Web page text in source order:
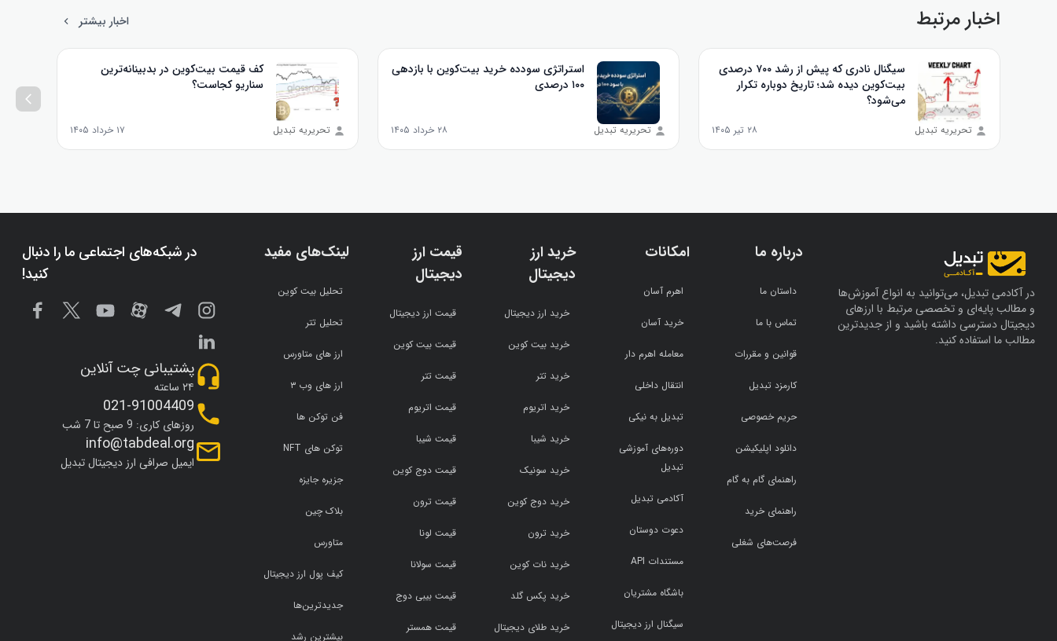
اخبار مرتبط اخبار بیشتر
سیگنال نادری که پیش از رشد ۷۰۰ درصدی
بیت‌کوین دیده شد؛ تاریخ دوباره تکرار
می‌شود؟
تحریریه تبدیل ۲۸ تیر ۱۴۰۵
استراتژی سودده خرید بیت‌کوین با بازدهی
۱۰۰ درصدی
تحریریه تبدیل ۲۸ خرداد ۱۴۰۵
کف قیمت بیت‌کوین در بدبینانه‌ترین
سناریو کجاست؟
تحریریه تبدیل ۱۷ خرداد ۱۴۰۵
در آکادمی تبدیل، می‌توانید به انواع آموزش‌ها
و مطالب پایه‌ای و تخصصی مرتبط با ارزهای
دیجیتال دسترسی داشته باشید و از جدیدترین
مطالب ما استفاده کنید.
درباره ما
داستان ما
تماس با ما
قوانین و مقررات
کارمزد تبدیل
حریم خصوصی
دانلود اپلیکیشن
راهنمای گام به گام
راهنمای خرید
فرصت‌های شغلی
امکانات
اهرم آسان
خرید آسان
معامله اهرم دار
انتقال داخلی
تبدیل به نیکی
دوره‌های آموزشی
تبدیل
آکادمی تبدیل
دعوت دوستان
مستندات API
باشگاه مشتریان
سیگنال ارز دیجیتال
خرید ارز
دیجیتال
خرید ارز دیجیتال
خرید بیت کوین
خرید تتر
خرید اتریوم
خرید شیبا
خرید سونیک
خرید دوج کوین
خرید ترون
خرید نات کوین
خرید پکس گلد
خرید طلای دیجیتال
قیمت ارز
دیجیتال
قیمت ارز دیجیتال
قیمت بیت کوین
قیمت تتر
قیمت اتریوم
قیمت شیبا
قیمت دوج کوین
قیمت ترون
قیمت لونا
قیمت سولانا
قیمت بیبی دوج
قیمت همستر
لینک‌های مفید
تحلیل بیت کوین
تحلیل تتر
ارز های متاورس
ارز های وب ۳
فن توکن ها
توکن های NFT
جزیره جایزه
بلاک چین
متاورس
کیف پول ارز دیجیتال
جدیدترین‌ها
بیشترین رشد
در شبکه‌های اجتماعی ما را دنبال
کنید!
پشتیبانی چت آنلاین
۲۴ ساعته
021-91004409
روزهای کاری: 9 صبح تا 7 شب
info@tabdeal.org
ایمیل صرافی ارز دیجیتال تبدیل